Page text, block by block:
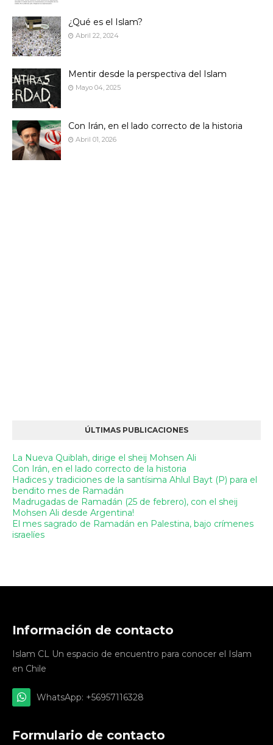
¿Qué es el Islam?
Abril 22, 2024
Mentir desde la perspectiva del Islam
Mayo 04, 2025
Con Irán, en el lado correcto de la historia
Abril 01, 2026
ÚLTIMAS PUBLICACIONES
La Nueva Quiblah, dirige el sheij Mohsen Ali
Con Irán, en el lado correcto de la historia
Hadices y tradiciones de la santísima Ahlul Bayt (P) para el
bendito mes de Ramadán
Madrugadas de Ramadán (25 de febrero), con el sheij
Mohsen Ali desde Argentina!
El mes sagrado de Ramadán en Palestina, bajo crímenes
israelíes
Información de contacto
Islam CL Un espacio de encuentro para conocer el Islam
en Chile
WhatsApp: +56957116328
Formulario de contacto